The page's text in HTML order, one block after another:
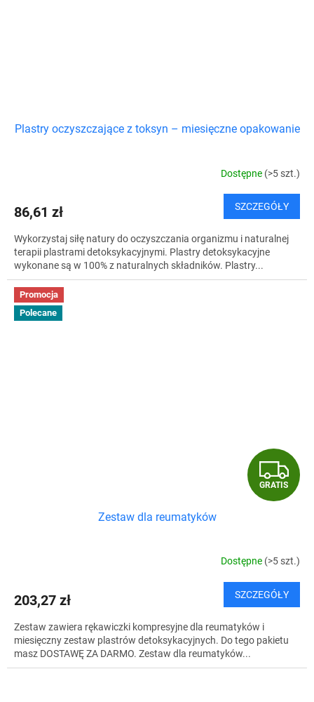
Plastry oczyszczające z toksyn – miesięczne opakowanie
Dostępne (>5 szt.)
86,61 zł SZCZEGÓŁY
Wykorzystaj siłę natury do oczyszczania organizmu i naturalnej
terapii plastrami detoksykacyjnymi. Plastry detoksykacyjne
wykonane są w 100% z naturalnych składników. Plastry...
Promocja
Polecane
G
R
T
I
S
GRATIS
Zestaw dla reumatyków
Dostępne (>5 szt.)
203,27 zł SZCZEGÓŁY
Zestaw zawiera rękawiczki kompresyjne dla reumatyków i
miesięczny zestaw plastrów detoksykacyjnych. Do tego pakietu
masz DOSTAWĘ ZA DARMO. Zestaw dla reumatyków...